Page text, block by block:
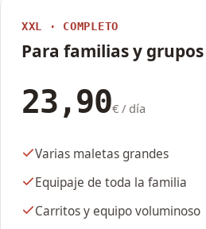
XXL · COMPLETO
Para familias y grupos
23,90€ / día
Varias maletas grandes
Equipaje de toda la familia
Carritos y equipo voluminoso